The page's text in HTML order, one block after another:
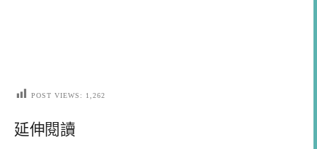
POST VIEWS: 1,262
延伸閱讀